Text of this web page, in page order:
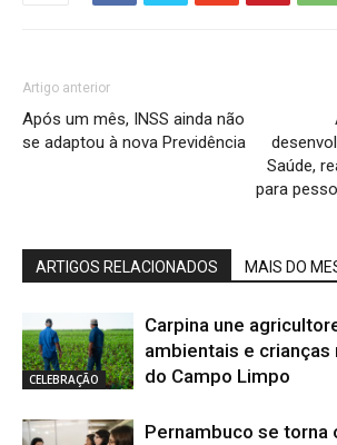
Artigo anterior
Após um mês, INSS ainda não
se adaptou à nova Previdência
Saúde,
para
ARTIGOS RELACIONADOS MAIS DO
CELEBRAÇÃO
Carpina une
ambientais e crianças
do Campo Limpo
Pernambuco se torna